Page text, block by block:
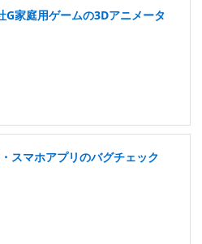
家庭用ゲームの3Dアニメータ
スマホアプリのバグチェック